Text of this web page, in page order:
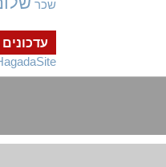
עדכונים
שכר